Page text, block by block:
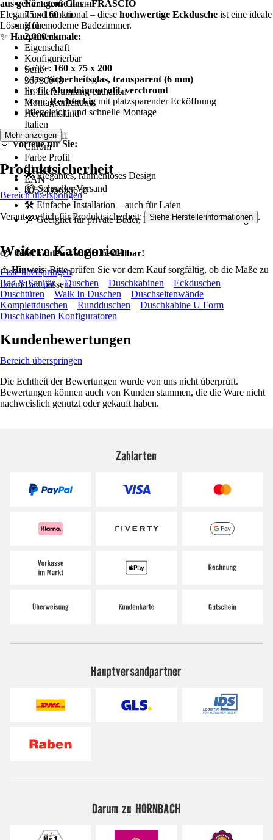
Nenngröße in cm
75 x 160 cm
Höhe
2.000 mm
Eigenschaft
Konfigurierbar
Serie
36780048
Im Lieferumfang enthalten
Montageanleitung
Herkunftsland
Italien
Farbe Griff
Chrom
Farbe Profil
Chrom
EAN
8053435656658
aus gehärtetem Glas - FRASCIO
Elegant und funktional – diese hochwertige Eckdusche ist eine ideale
Lösung für moderne Badezimmer.
✨ Hauptmerkmale:
Größe: 160 x 75 x 200
Glas:Sicherheitsglas, transparent (6 mm)
Profil:Aluminiumprofil, verchromt
Form:Rechteckig mit platzsparender Ecköffnung
Pflegeleicht und schnelle Montage
🚿Vorteile für Sie:
🌟 Elegantes, rahmenloses Design
📦 Schneller Versand
🛠️ Einfache Installation – auch für Laien
💯 Geeignet für private Bäder, Hotels und Ferienwohnungen
👉Jetzt kaufen – sofort bestellbar!
⚠️Hinweis: Bitte prüfen Sie vor dem Kauf sorgfältig, ob die Maße zu
Ihrem Bad passen.
Mehr anzeigen
Produktsicherheit
Bereich überspringen
Verantwortlich für Produktsicherheit: Siehe Herstellerinformationen .
Weitere Kategorien
Liste überspringen
Bad & Sanitär
Duschen Duschkabinen
Eckduschen
Duschtüren
Walk In Duschen
Duschseitenwände
Komplettduschen
Rundduschen
Duschkabine U Form
Duschkabinen Konfiguratoren
Kundenbewertungen
Bereich überspringen
Die Echtheit der Bewertungen wurde von uns nicht überprüft.
Bewertungen können auch von Kunden stammen, die die Ware nicht
nachweislich genutzt oder gekauft haben.
Zahlarten
Hauptversandpartner
Darum zu HORNBACH